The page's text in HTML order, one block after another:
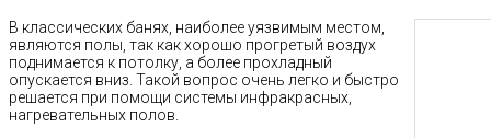
В классических банях, наиболее уязвимым местом,
являются полы, так как хорошо прогретый воздух
поднимается к потолку, а более прохладный
опускается вниз. Такой вопрос очень легко и быстро
решается при помощи системы инфракрасных,
нагревательных полов.